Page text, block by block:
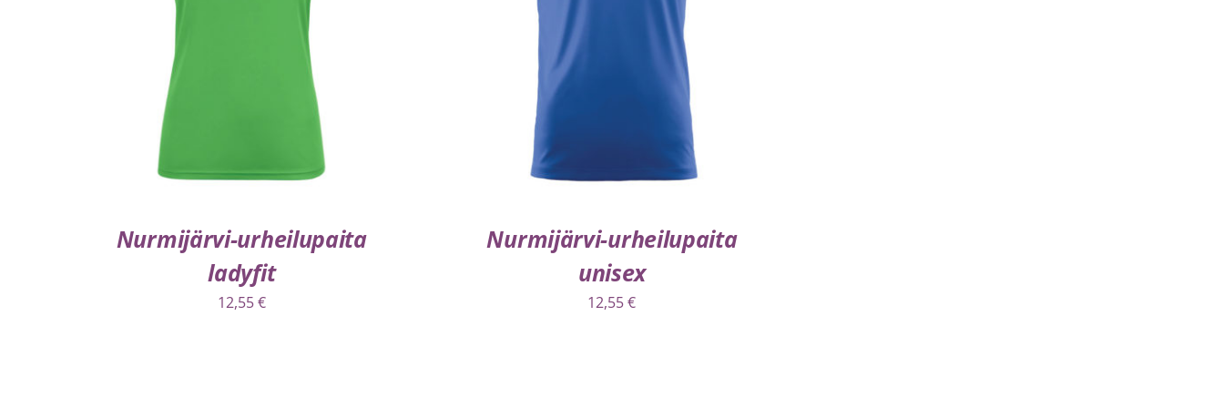
VALITSE VAIHTOEHDOISTA LISÄTIEDOT
Nurmijärvi-urheilupaita
ladyfit
12,55€
VALITSE VAIHTOEHDOISTA LISÄTIEDOT
Nurmijärvi-urheilupaita
unisex
12,55€